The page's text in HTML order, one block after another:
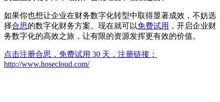
如果你也想让企业在财务数字化转型中取得显著成效，不妨选
择合思的数字化财务方案。现在就可以免费试用 ，开启企业财
务数字化的高效之旅，让有限的资源发挥更有效的价值。
点击注册合思，免费试用 30 天，注册链接：
http://www.hosecloud.com/